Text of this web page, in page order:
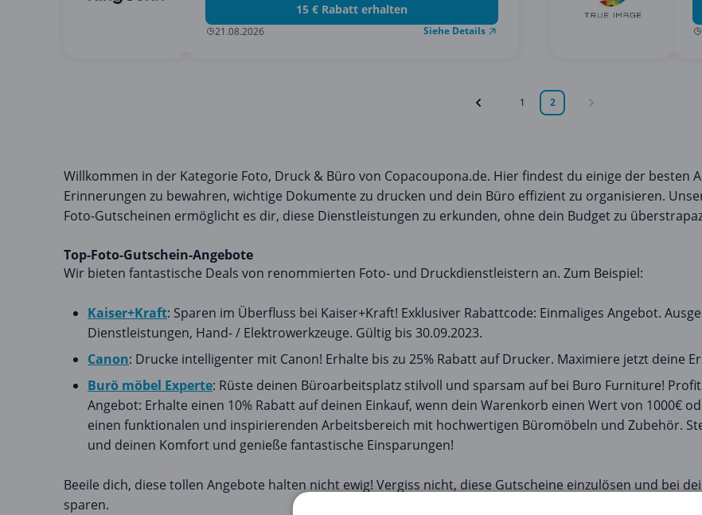
15 € Rabatt erhalten
21.08.2026 Siehe Details
1 2
Willkommen in der Kategorie Foto, Druck & Büro von Copacoupona.de. Hier findest du einige der besten
Erinnerungen zu bewahren, wichtige Dokumente zu drucken und dein Büro effizient zu organisieren.
Foto-Gutscheinen ermöglicht es dir, diese Dienstleistungen zu erkunden, ohne dein Budget zu
Top-Foto-Gutschein-Angebote
Wir bieten fantastische Deals von renommierten Foto- und Druckdienstleistern an. Zum Beispiel:
Kaiser+Kraft: Sparen im Überfluss bei Kaiser+Kraft! Exklusiver Rabattcode: Einmaliges Angebot.
Dienstleistungen, Hand- / Elektrowerkzeuge. Gültig bis 30.09.2023.
Canon: Drucke intelligenter mit Canon! Erhalte bis zu 25% Rabatt auf Drucker. Maximiere jetzt deine
Burö möbel Experte: Rüste deinen Büroarbeitsplatz stilvoll und sparsam auf bei Buro Furniture!
Angebot: Erhalte einen 10% Rabatt auf deinen Einkauf, wenn dein Warenkorb einen Wert von 1000€
einen funktionalen und inspirierenden Arbeitsbereich mit hochwertigen Büromöbeln und Zubehör.
und deinen Komfort und genieße fantastische Einsparungen!
Beeile dich, diese tollen Angebote halten nicht ewig! Vergiss nicht, diese Gutscheine einzulösen und bei
sparen.